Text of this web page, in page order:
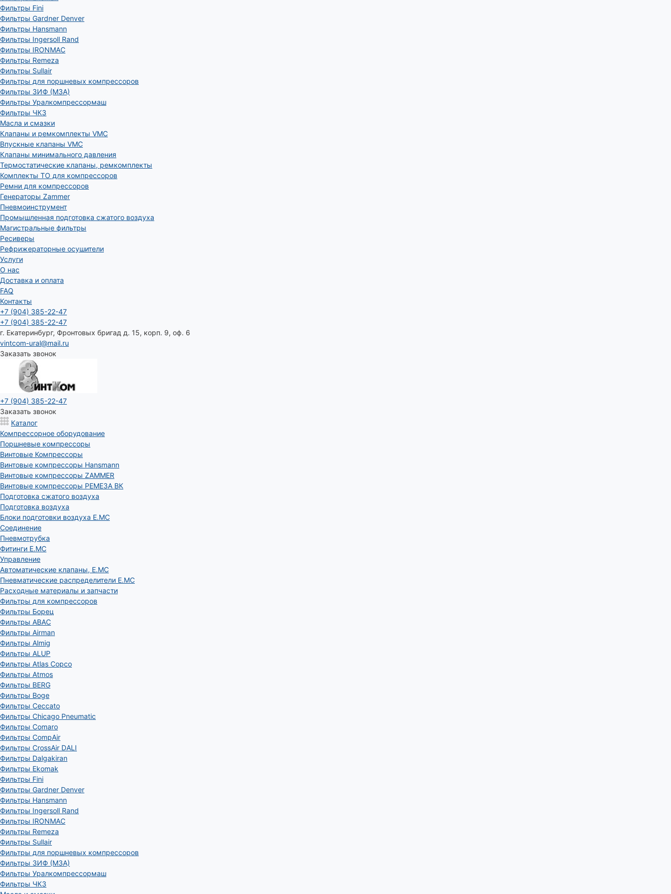
Фильтры Fini
Фильтры Gardner Denver
Фильтры Hansmann
Фильтры Ingersoll Rand
Фильтры IRONMAC
Фильтры Remeza
Фильтры Sullair
Фильтры для поршневых компрессоров
Фильтры ЗИФ (МЗА)
Фильтры Уралкомпрессормаш
Фильтры ЧКЗ
Масла и смазки
Клапаны и ремкомплекты VMC
Впускные клапаны VMC
Клапаны минимального давления
Термостатические клапаны, ремкомплекты
Комплекты ТО для компрессоров
Ремни для компрессоров
Генераторы Zammer
Пневмоинструмент
Промышленная подготовка сжатого воздуха
Магистральные фильтры
Ресиверы
Рефрижераторные осушители
Услуги
О нас
Доставка и оплата
FAQ
Контакты
+7 (904) 385-22-47
+7 (904) 385-22-47
г. Екатеринбург, Фронтовых бригад д. 15, корп. 9, оф. 6
vintcom-ural@mail.ru
Заказать звонок
+7 (904) 385-22-47
Заказать звонок
Каталог
Компрессорное оборудование
Поршневые компрессоры
Винтовые Компрессоры
Винтовые компрессоры Hansmann
Винтовые компрессоры ZAMMER
Винтовые компрессоры РЕМЕЗА ВК
Подготовка сжатого воздуха
Подготовка воздуха
Блоки подготовки воздуха E.MC
Соединение
Пневмотрубка
Фитинги E.MC
Управление
Автоматические клапаны, Е.МС
Пневматические распределители E.MC
Расходные материалы и запчасти
Фильтры для компрессоров
Фильтры Борец
Фильтры ABAC
Фильтры Airman
Фильтры Almig
Фильтры ALUP
Фильтры Atlas Copco
Фильтры Atmos
Фильтры BERG
Фильтры Boge
Фильтры Ceccato
Фильтры Chicago Pneumatic
Фильтры Comaro
Фильтры CompAir
Фильтры CrossAir DALI
Фильтры Dalgakiran
Фильтры Ekomak
Фильтры Fini
Фильтры Gardner Denver
Фильтры Hansmann
Фильтры Ingersoll Rand
Фильтры IRONMAC
Фильтры Remeza
Фильтры Sullair
Фильтры для поршневых компрессоров
Фильтры ЗИФ (МЗА)
Фильтры Уралкомпрессормаш
Фильтры ЧКЗ